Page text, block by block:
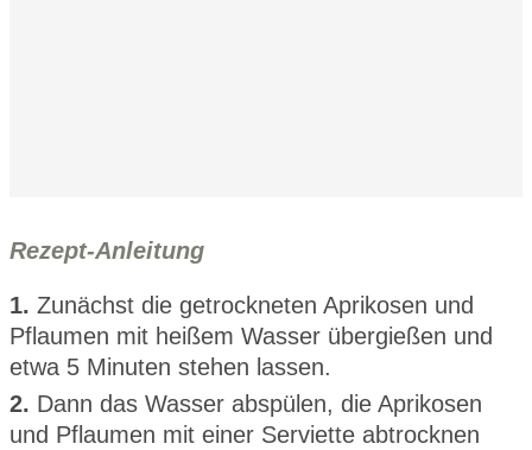
Rezept-Anleitung
1. Zunächst die getrockneten Aprikosen und
Pflaumen mit heißem Wasser übergießen und
etwa 5 Minuten stehen lassen.
2. Dann das Wasser abspülen, die Aprikosen
und Pflaumen mit einer Serviette abtrocknen